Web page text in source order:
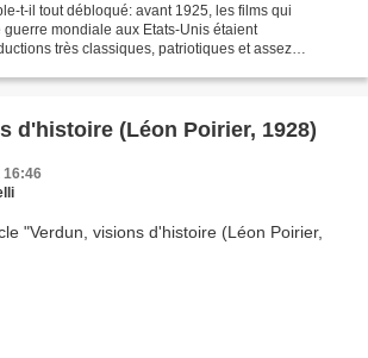
t-il tout débloqué: avant 1925, les films qui
mondiale aux Etats-Unis étaient
très classiques, patriotiques et assez
d'histoire (Léon Poirier, 1928)
16:46